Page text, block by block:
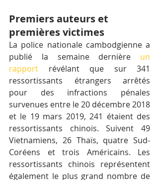
Premiers auteurs et
premières victimes
La police nationale cambodgienne a
publié la semaine dernière un
rapport révélant que sur 341
ressortissants étrangers arrêtés
pour des infractions pénales
survenues entre le 20 décembre 2018
et le 19 mars 2019, 241 étaient des
ressortissants chinois. Suivent 49
Vietnamiens, 26 Thaïs, quatre Sud-
Coréens et trois Américains. Les
ressortissants chinois représentent
également le plus grand nombre de